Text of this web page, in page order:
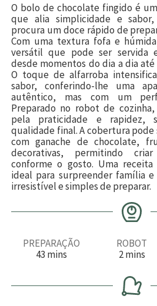
O bolo de chocolate fingido é
que alia simplicidade e
procura um doce rápido de
Com uma textura fofa e
versátil que pode ser servida
desde momentos do dia a dia até
O toque de alfarroba
sabor, conferindo-lhe uma
autêntico, mas com um
Preparado no robot de
pela praticidade e rapidez,
qualidade final. A cobertura pode
com ganache de chocolate,
decorativas, permitindo
conforme o gosto. Uma receita
ideal para surpreender família
irresistível e simples de preparar.
PREPARAÇÃO
43m
u
mins
ROBOT
2m
n
u
t
mins